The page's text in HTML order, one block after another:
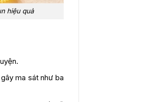
hiệu quả
ma sát như ba